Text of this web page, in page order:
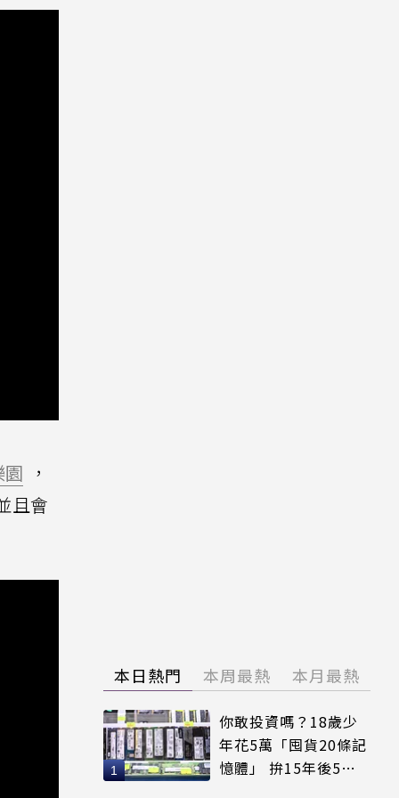
，
且會
本日熱門 本周最熱 本月最熱
你敢投資嗎？18歲少
年花5萬「囤貨20條記
憶體」 拚15年後5倍